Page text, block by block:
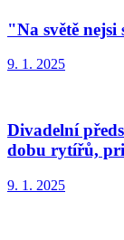
"Na světě
9. 1. 2025
Divadelní
dobu rytířů,
9. 1. 2025